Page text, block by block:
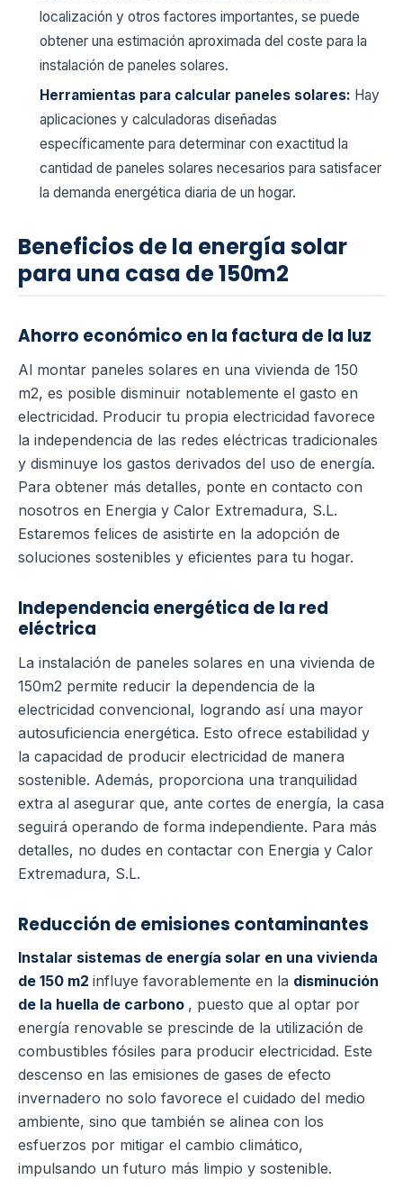
localización y otros factores importantes, se puede
obtener una estimación aproximada del coste para la
instalación de paneles solares.
Herramientas para calcular paneles solares: Hay
aplicaciones y calculadoras diseñadas
específicamente para determinar con exactitud la
cantidad de paneles solares necesarios para satisfacer
la demanda energética diaria de un hogar.
Beneficios de la energía solar
para una casa de 150m2
Ahorro económico en la factura de la luz
Al montar paneles solares en una vivienda de 150
m2, es posible disminuir notablemente el gasto en
electricidad. Producir tu propia electricidad favorece
la independencia de las redes eléctricas tradicionales
y disminuye los gastos derivados del uso de energía.
Para obtener más detalles, ponte en contacto con
nosotros en Energia y Calor Extremadura, S.L.
Estaremos felices de asistirte en la adopción de
soluciones sostenibles y eficientes para tu hogar.
Independencia energética de la red
eléctrica
La instalación de paneles solares en una vivienda de
150m2 permite reducir la dependencia de la
electricidad convencional, logrando así una mayor
autosuficiencia energética. Esto ofrece estabilidad y
la capacidad de producir electricidad de manera
sostenible. Además, proporciona una tranquilidad
extra al asegurar que, ante cortes de energía, la casa
seguirá operando de forma independiente. Para más
detalles, no dudes en contactar con Energia y Calor
Extremadura, S.L.
Reducción de emisiones contaminantes
Instalar sistemas de energía solar en una vivienda
de 150 m2 influye favorablemente en la disminución
de la huella de carbono , puesto que al optar por
energía renovable se prescinde de la utilización de
combustibles fósiles para producir electricidad. Este
descenso en las emisiones de gases de efecto
invernadero no solo favorece el cuidado del medio
ambiente, sino que también se alinea con los
esfuerzos por mitigar el cambio climático,
impulsando un futuro más limpio y sostenible.